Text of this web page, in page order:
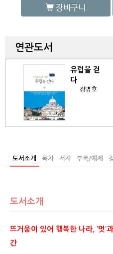
장바구니
연관도서
오스트리
아, 동유럽
을 걷다
도서소개 목차 저자 부록/예제
도서소개
뜨거움이 있어 행복한 나라, ‘멋’
간